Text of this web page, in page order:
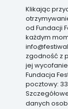
Klikając
od Fundacji
każdym
zgodność z
jej
Fundacja
pocztowy:
danych